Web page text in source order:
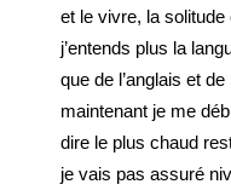
et le vivre, la
j’entends plus la
que de l’anglais et de
maintenant je me
dire le plus chaud
je vais pas assuré